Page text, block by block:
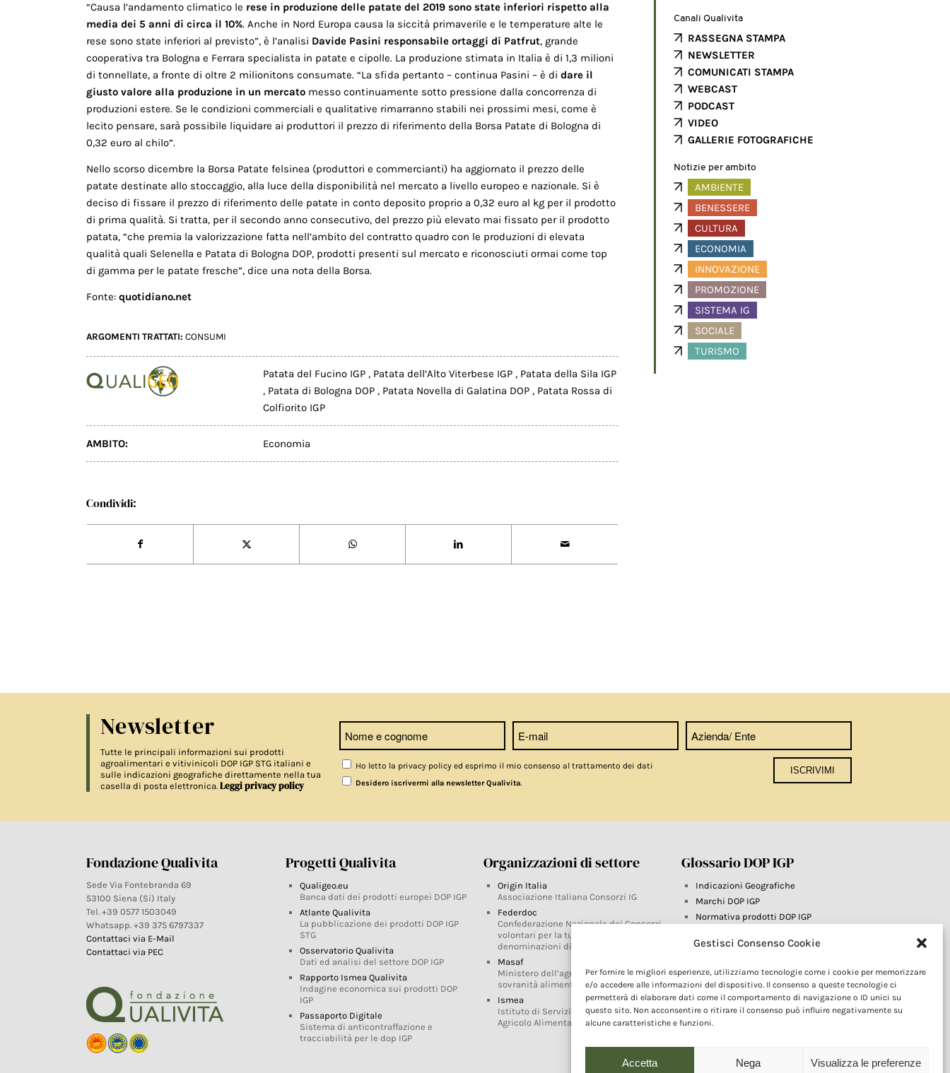
Gestisci Consenso Cookie
Per fornire le migliori esperienze, utilizziamo tecnologie come i cookie per memorizzare
e/o accedere alle informazioni del dispositivo. Il consenso a queste tecnologie ci
permetterà di elaborare dati come il comportamento di navigazione o ID unici su
questo sito. Non acconsentire o ritirare il consenso può influire negativamente su
alcune caratteristiche e funzioni.
Accetta Nega Visualizza le preferenze
“Causa l’andamento climatico le rese in produzione delle patate del 2019 sono state inferiori rispetto alla
media dei 5 anni di circa il 10%. Anche in Nord Europa causa la siccità primaverile e le temperature alte le
rese sono state inferiori al previsto”, è l’analisi Davide Pasini responsabile ortaggi di Patfrut, grande
cooperativa tra Bologna e Ferrara specialista in patate e cipolle. La produzione stimata in Italia è di 1,3 milioni
di tonnellate, a fronte di oltre 2 milionitons consumate. “La sfida pertanto – continua Pasini – è di dare il
giusto valore alla produzione in un mercato messo continuamente sotto pressione dalla concorrenza di
produzioni estere. Se le condizioni commerciali e qualitative rimarranno stabili nei prossimi mesi, come è
lecito pensare, sarà possibile liquidare ai produttori il prezzo di riferimento della Borsa Patate di Bologna di
0,32 euro al chilo”.
Nello scorso dicembre la Borsa Patate felsinea (produttori e commercianti) ha aggiornato il prezzo delle
patate destinate allo stoccaggio, alla luce della disponibilità nel mercato a livello europeo e nazionale. Si è
deciso di fissare il prezzo di riferimento delle patate in conto deposito proprio a 0,32 euro al kg per il prodotto
di prima qualità. Si tratta, per il secondo anno consecutivo, del prezzo più elevato mai fissato per il prodotto
patata, “che premia la valorizzazione fatta nell’ambito del contratto quadro con le produzioni di elevata
qualità quali Selenella e Patata di Bologna DOP, prodotti presenti sul mercato e riconosciuti ormai come top
di gamma per le patate fresche”, dice una nota della Borsa.
Fonte: quotidiano.net
ARGOMENTI TRATTATI: CONSUMI
Patata del Fucino IGP , Patata dell’Alto Viterbese IGP , Patata della Sila IGP
, Patata di Bologna DOP , Patata Novella di Galatina DOP , Patata Rossa di
Colfiorito IGP
AMBITO: Economia
Condividi:
Canali Qualivita
RASSEGNA STAMPA
NEWSLETTER
COMUNICATI STAMPA
WEBCAST
PODCAST
VIDEO
GALLERIE FOTOGRAFICHE
Notizie per ambito
AMBIENTE
BENESSERE
CULTURA
ECONOMIA
INNOVAZIONE
PROMOZIONE
SISTEMA IG
SOCIALE
TURISMO
Newsletter
Tutte le principali informazioni sui prodotti
agroalimentari e vitivinicoli DOP IGP STG italiani e
sulle indicazioni geografiche direttamente nella tua
casella di posta elettronica. Leggi privacy policy
Ho letto la privacy policy ed esprimo il mio consenso al trattamento dei dati
Desidero iscrivermi alla newsletter Qualivita
Fondazione Qualivita
Sede Via Fontebranda 69
53100 Siena (Si) Italy
Tel. +39 0577 1503049
Whatsapp. +39 375 6797337
Contattaci via E-Mail
Contattaci via PEC
Progetti Qualivita
Qualigeo.eu
Banca dati dei prodotti europei DOP IGP
Atlante Qualivita
La pubblicazione dei prodotti DOP IGP
STG
Osservatorio Qualivita
Dati ed analisi del settore DOP IGP
Rapporto Ismea Qualivita
Indagine economica sui prodotti DOP
IGP
Passaporto Digitale
Sistema di anticontraffazione e
tracciabilità per le dop IGP
Organizzazioni di settore
Origin Italia
Associazione Italiana Consorzi IG
Federdoc
Confederazione Nazionale dei Consorzi
volontari per la tutela delle
denominazioni di origine
Masaf
Ministero dell’agricoltura, della
sovranità alimentare e delle foreste
Ismea
Istituto di Servizi per il Mercato
Agricolo Alimentare
Glossario DOP IGP
Indicazioni Geografiche
Marchi DOP IGP
Normativa prodotti DOP IGP
Farm To Fork e prodotti DOP IGP
Riforma Sistema IG
Turismo DOP